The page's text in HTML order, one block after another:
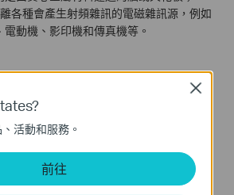
各種會產生射頻雜訊的電磁雜訊源，例如
動機、影印機和傳真機等。
，我們建議進行相應的設置，以避免受到
可以參考此連結進行操作。這裡我們以TL-
面為例，然後請進入
「無線」->「無線設
預設值為“自動”，如果您遇到嚴重的無線幹
活動和服務。
前往
Close